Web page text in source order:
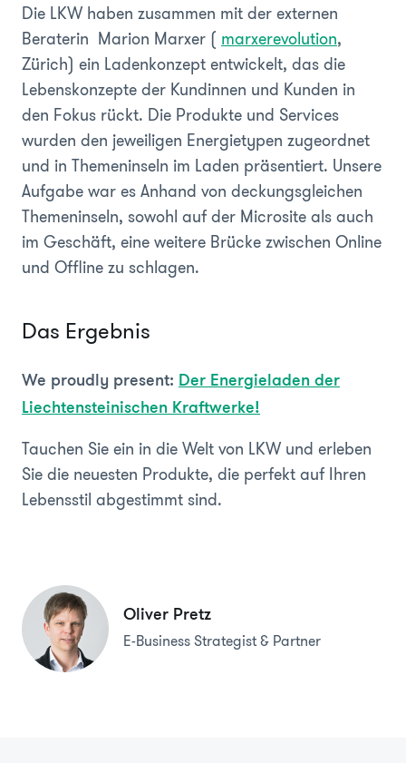
Die LKW haben zusammen mit der externen
Beraterin Marion Marxer ( marxerevolution,
Zürich) ein Ladenkonzept entwickelt, das die
Lebenskonzepte der Kundinnen und Kunden in
den Fokus rückt. Die Produkte und Services
wurden den jeweiligen Energietypen zugeordnet
und in Themeninseln im Laden präsentiert. Unsere
Aufgabe war es Anhand von deckungsgleichen
Themeninseln, sowohl auf der Microsite als auch
im Geschäft, eine weitere Brücke zwischen Online
und Offline zu schlagen.
Das Ergebnis
We proudly present: Der Energieladen der
Liechtensteinischen Kraftwerke!
Tauchen Sie ein in die Welt von LKW und erleben
Sie die neuesten Produkte, die perfekt auf Ihren
Lebensstil abgestimmt sind.
Oliver Pretz
E-Business Strategist & Partner